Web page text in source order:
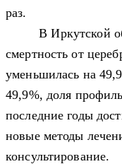
раз.
В Иркутской
смертность от
уменьшилась на
49,9%, доля
последние годы
новые методы
консультирование.